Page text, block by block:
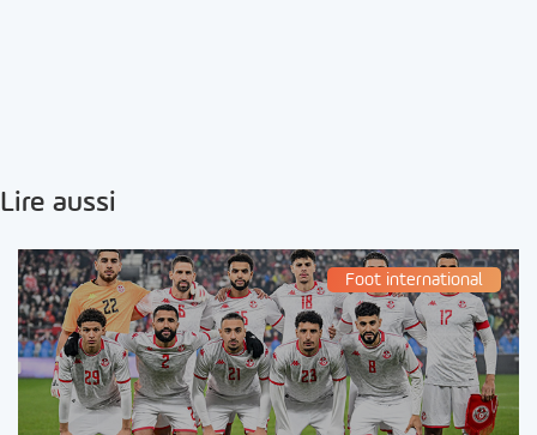
Lire aussi
Foot international